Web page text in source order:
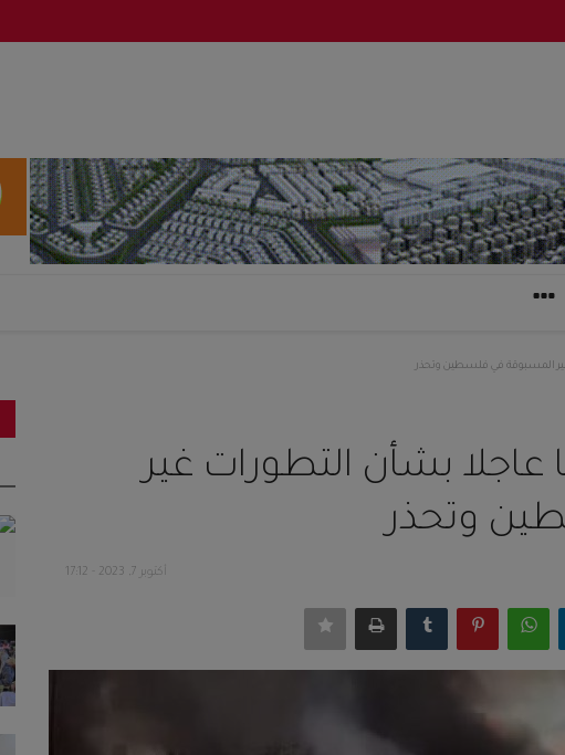
المسبوقة في فلسطين وتحذر
عاجلا بشأن التطورات غير
وتحذر
أكتوبر 7, 2023 - 17:12